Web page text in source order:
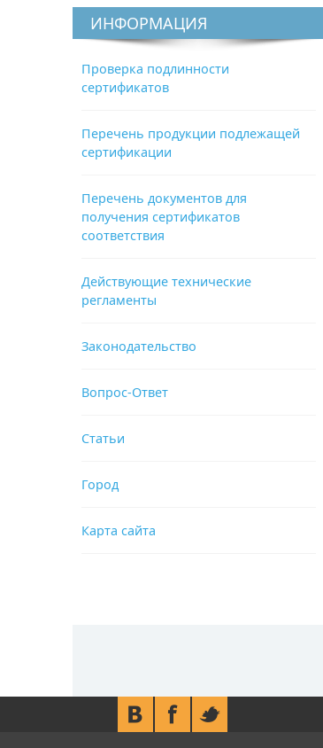
ИНФОРМАЦИЯ
Проверка подлинности
сертификатов
Перечень продукции подлежащей
сертификации
Перечень документов для
получения сертификатов
соответствия
Действующие технические
регламенты
Законодательство
Вопрос-Ответ
Статьи
Город
Карта сайта